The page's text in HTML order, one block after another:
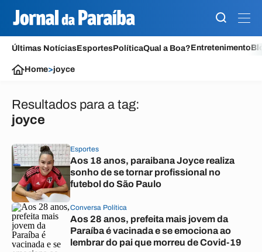
Últimas NotíciasEsportesPolíticaQual a Boa?Entretenimento
Home>joyce
Resultados para a tag:
joyce
Esportes
Aos 18 anos, paraibana Joyce realiza
sonho de se tornar profissional no
futebol do São Paulo
Conversa Política
Aos 28 anos, prefeita mais jovem da
Paraíba é vacinada e se emociona ao
lembrar do pai que morreu de Covid-19